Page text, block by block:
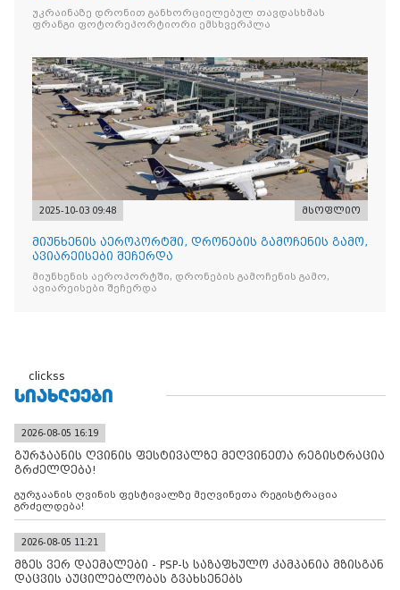
უკრაინაზე დრონით განხორციელებულ თავდასხმას
ფრანგი ფოტორეპორტიორი ემსხვერპლა
2025-10-03 09:48 მსოფლიო
მიუნხენის აეროპორტში, დრონების გამოჩენის გამო,
ავიარეისები შეჩერდა
მიუნხენის აეროპორტში, დრონების გამოჩენის გამო,
ავიარეისები შეჩერდა
clickss
ᲡᲘᲐᲮᲚᲔᲔᲑᲘ
2026-08-05 16:19
გურჯაანის ღვინის ფესტივალზე მეღვინეთა რეგისტრაცია
გრძელდება!
გურჯაანის ღვინის ფესტივალზე მეღვინეთა რეგისტრაცია
გრძელდება!
2026-08-05 11:21
მზეს ვერ დაემალები - PSP-ს საზაფხულო კამპანია მზისგან
დაცვის აუცილებლობას გვახსენებს